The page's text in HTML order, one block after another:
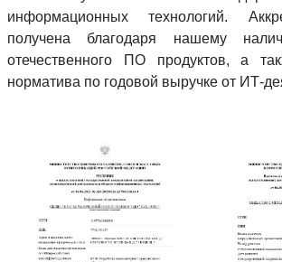
информационных технологий.
получена благодаря нашему
отечественного ПО продуктов, а
норматива по годовой выручке от ИТ-